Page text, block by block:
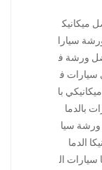
ميكانيك
سيارا
ورشة ف
سيارات ف
ميكانيكي با
بالدما
ورشة سيا
الدما
سيارات ال